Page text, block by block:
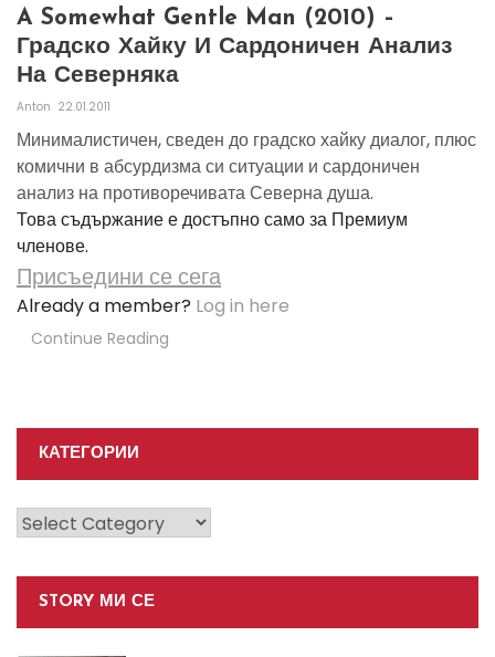
A Somewhat Gentle Man (2010) –
Градско Хайку И Сардоничен Анализ
На Северняка
Anton 22.01.2011
Минималистичен, сведен до градско хайку диалог, плюс
комични в абсурдизма си ситуации и сардоничен
анализ на противоречивата Северна душа.
Това съдържание е достъпно само за Премиум
членове.
Присъедини се сега
Already a member? Log in here
Continue Reading
КАТЕГОРИИ
Категории
STORY МИ СЕ